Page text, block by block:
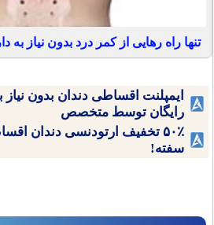
تنها راه رهایی از کمر درد بدون نیاز
ایمپلنت اقساطی دندان بدون
رایگان توسط متخصص
۵۰٪ تخفیف ارتودنسی دندان
سفته!